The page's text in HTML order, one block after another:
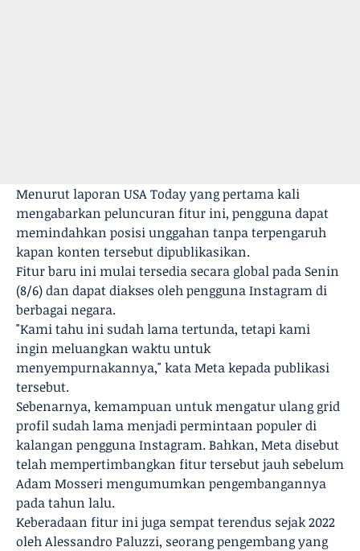
Menurut laporan USA Today yang pertama kali
mengabarkan peluncuran fitur ini, pengguna dapat
memindahkan posisi unggahan tanpa terpengaruh
kapan konten tersebut dipublikasikan.
Fitur baru ini mulai tersedia secara global pada Senin
(8/6) dan dapat diakses oleh pengguna Instagram di
berbagai negara.
"Kami tahu ini sudah lama tertunda, tetapi kami
ingin meluangkan waktu untuk
menyempurnakannya," kata Meta kepada publikasi
tersebut.
Sebenarnya, kemampuan untuk mengatur ulang grid
profil sudah lama menjadi permintaan populer di
kalangan pengguna Instagram. Bahkan, Meta disebut
telah mempertimbangkan fitur tersebut jauh sebelum
Adam Mosseri mengumumkan pengembangannya
pada tahun lalu.
Keberadaan fitur ini juga sempat terendus sejak 2022
oleh Alessandro Paluzzi, seorang pengembang yang